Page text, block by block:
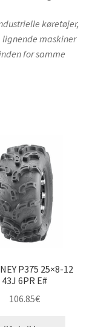
køretøjer,
maskiner
for samme
P375 25×8-12
43J 6PR E#
106.85€